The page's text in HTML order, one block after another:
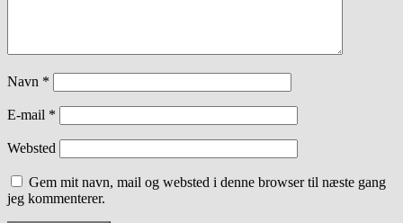
Navn *
E-mail *
Websted
Gem mit navn, mail og websted i denne browser til næste gang
jeg kommenterer.